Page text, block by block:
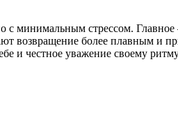
минимальным стрессом. Главное
возвращение более плавным и
и честное уважение своему